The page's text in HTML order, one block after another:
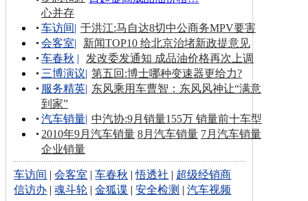
心并存
车访间| 于洪江:马自达8切中公商务MPV要害
会客室|
新闻TOP10 给北京治堵新政提意见
车春秋 |
发改委发通知 成品油价格再次上调
三博演议| 第五回:博士哪种变速器更给力?
服务精英| 东风乘用车曹智：东风风神让“满意
到家”
汽车销量| 中汽协:9月销量155万 销量前十车型
2010年9月汽车销量 8月汽车销量 7月汽车销量
企业销量
车访间 |会客室 |车春秋 |悟透社 | 超级经销商
信访办 |魂斗轮 |金狐谍 |安全检测 |汽车视频